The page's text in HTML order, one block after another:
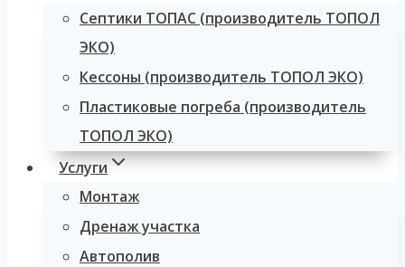
Септики ТОПАС (производитель ТОПОЛ
ЭКО)
Кессоны (производитель ТОПОЛ ЭКО)
Пластиковые погреба (производитель
ТОПОЛ ЭКО)
Услуги
Монтаж
Дренаж участка
Автополив